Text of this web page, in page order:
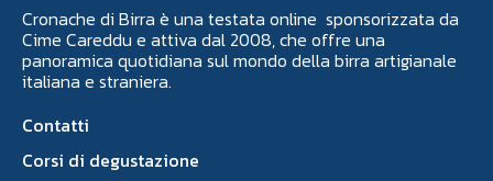
Cronache di Birra è una testata online sponsorizzata da
Cime Careddu e attiva dal 2008, che offre una
panoramica quotidiana sul mondo della birra artigianale
italiana e straniera.
Contatti
Corsi di degustazione